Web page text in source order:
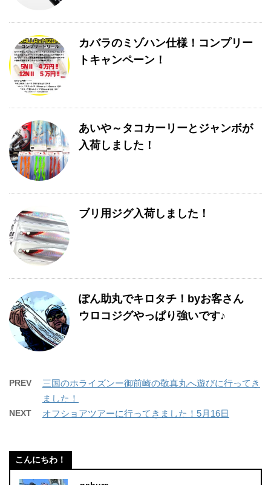
カバラのミゾハン仕様！コンプリー
トキャンペーン！
あいや～タコカーリーとジャンボが
入荷しました！
ブリ用ジグ入荷しました！
ぽん助丸でキロタチ！byお客さん
ウロコジグやっぱり強いです♪
PREV
三国のホライズンー御前崎の敬真丸へ遊びに行ってき
ました！
NEXT オフショアツアーに行ってきました！5月16日
こんにちわ！